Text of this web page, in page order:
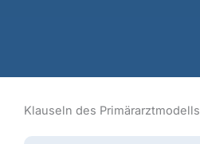
Klauseln des Primärarztmodells